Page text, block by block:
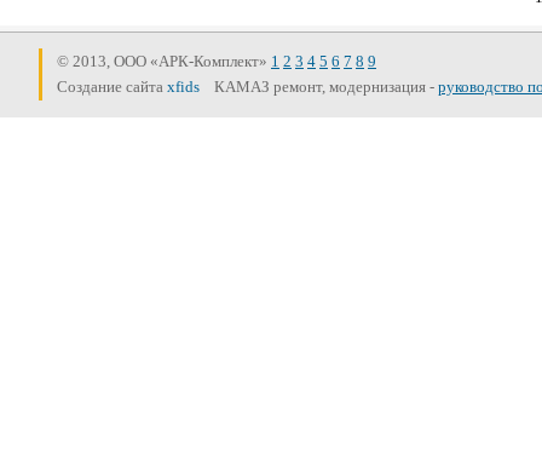
© 2013, ООО «АРК-Комплект» 1 2 3 4 5 6 7 8 9
Создание сайта xfids КАМАЗ ремонт, модернизация - руководство